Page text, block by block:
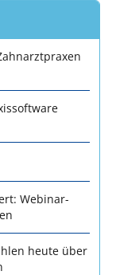
Webinar-
heute über